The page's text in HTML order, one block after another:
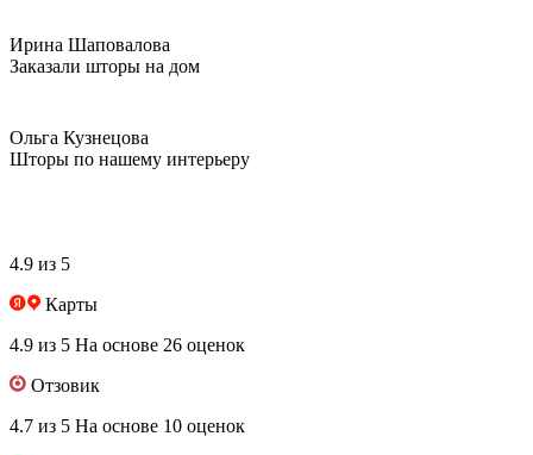
Ирина Шаповалова
Заказали шторы на дом
Ольга Кузнецова
Шторы по нашему интерьеру
4.9 из 5
Карты
4.9 из 5 На основе 26 оценок
Отзовик
4.7 из 5 На основе 10 оценок